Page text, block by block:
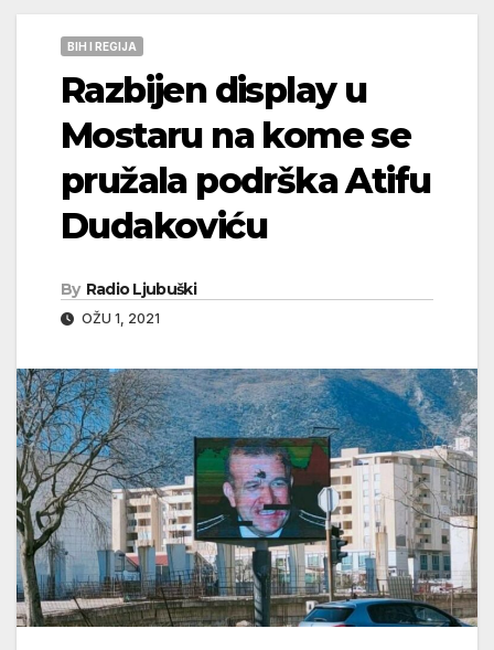
BIH I REGIJA
Razbijen display u
Mostaru na kome se
pružala podrška Atifu
Dudakoviću
By Radio Ljubuški
OŽU 1, 2021